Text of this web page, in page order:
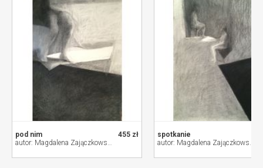
455 zł
pod nim
autor: Magdalena Zajączkowska
spotkanie
autor: Magdalena Zajączkowska